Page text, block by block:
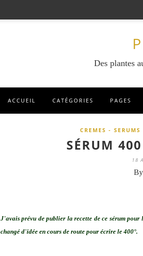
Des plantes
ACCUEIL CATÉGORIES PAGES
CREMES -
SÉRUM
18
J'avais prévu de publier la recette de ce sérum
changé d'idée en cours de route pour écrire le 400°.